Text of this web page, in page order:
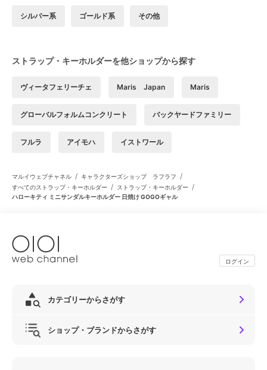
シルバー系 ゴールド系 その他
ストラップ・キーホルダーを他ショップから探す
ヴィータフェリーチェ Maris Japan Maris
グローバルフォルムコンクリート バックヤードファミリー
フルラ アイモハ イストワール
マルイウェブチャネル / キャラクターズショップ ラフラフ /
すべてのストラップ・キーホルダー / ストラップ・キーホルダー /
ハローキティ ミニサンダルキーホルダー 日焼け GOGOギャル
ログイン
カテゴリーからさがす
ショップ・ブランドからさがす